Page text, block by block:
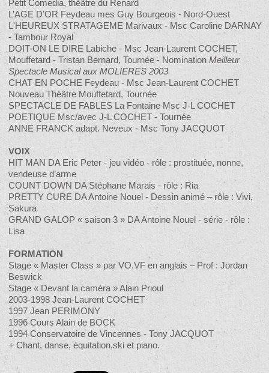
Petit Comedia, théâtre du Renard
L’AGE D’OR Feydeau mes Guy Bourgeois - Nord-Ouest
L'HEUREUX STRATAGEME Marivaux - Msc Caroline DARNAY
- Tambour Royal
DOIT-ON LE DIRE Labiche - Msc Jean-Laurent COCHET,
Mouffetard - Tristan Bernard, Tournée - Nomination Meilleur
Spectacle Musical aux MOLIERES 2003
CHAT EN POCHE Feydeau - Msc Jean-Laurent COCHET
Nouveau Théâtre Mouffetard, Tournée
SPECTACLE DE FABLES La Fontaine Msc J-L COCHET
POETIQUE Msc/avec J-L COCHET - Tournée
ANNE FRANCK adapt. Neveux - Msc Tony JACQUOT
VOIX
HIT MAN DA Eric Peter - jeu vidéo - rôle : prostituée, nonne,
vendeuse d’arme
COUNT DOWN DA Stéphane Marais - rôle : Ria
PRETTY CURE DA Antoine Nouel - Dessin animé – rôle : Vivi,
Sakura
GRAND GALOP « saison 3 » DA Antoine Nouel - série - rôle :
Lisa
FORMATION
Stage « Master Class » par VO.VF en anglais – Prof : Jordan
Beswick
Stage « Devant la caméra » Alain Prioul
2003-1998 Jean-Laurent COCHET
1997 Jean PERIMONY
1996 Cours Alain de BOCK
1994 Conservatoire de Vincennes - Tony JACQUOT
+ Chant, danse, équitation,ski et piano.